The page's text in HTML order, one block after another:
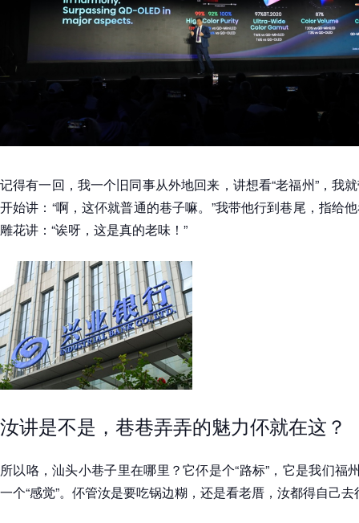
记得有一回，我一个旧同事从外地回来，讲想看“老福州”，我
开始讲：“啊，这伓就普通的巷子嘛。”我带他行到巷尾，指给
雕花讲：“诶呀，这是真的老味！”
汝讲是不是，巷巷弄弄的魅力伓就在这？
所以咯，汕头小巷子里在哪里？它伓是个“路标”，它是我们福
一个“感觉”。伓管汝是要吃锅边糊，还是看老厝，汝都得自己